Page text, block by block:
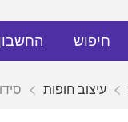
חיפוש
עיצוב חופות